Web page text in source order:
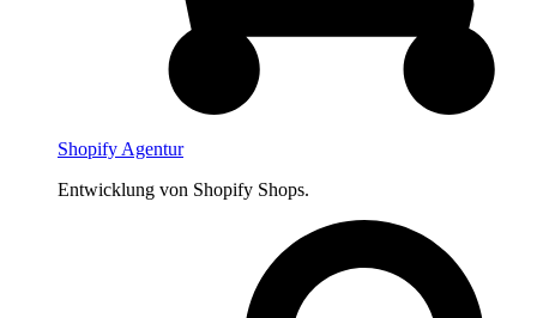
Shopify Agentur
Entwicklung von Shopify Shops.